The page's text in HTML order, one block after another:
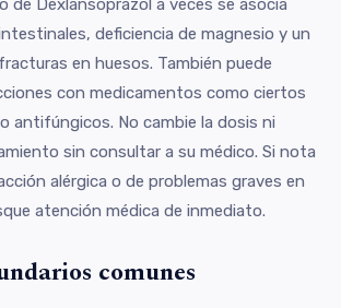
deficiencia de magnesio y un
en huesos. También puede
con medicamentos como ciertos
antifúngicos. No cambie la dosis ni
sin consultar a su médico. Si nota
alérgica o de problemas graves en
atención médica de inmediato.
comunes